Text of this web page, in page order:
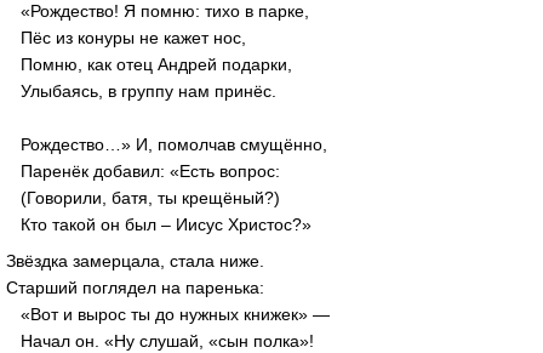
«Рождество! Я помню: тихо в парке,
Пёс из конуры не кажет нос,
Помню, как отец Андрей подарки,
Улыбаясь, в группу нам принёс.
Рождество…» И, помолчав смущённо,
Паренёк добавил: «Есть вопрос:
(Говорили, батя, ты крещёный?)
Кто такой он был – Иисус Христос?»
Звёздка замерцала, стала ниже.
Старший поглядел на паренька:
«Вот и вырос ты до нужных книжек» —
Начал он. «Ну слушай, «сын полка»!